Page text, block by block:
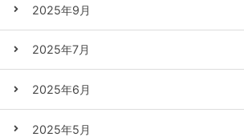
2025年9月
2025年7月
2025年6月
2025年5月